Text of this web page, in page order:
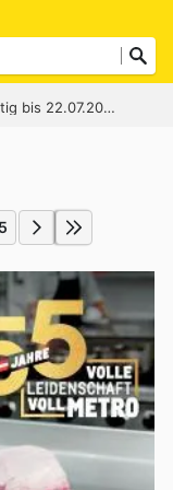
bis 22.07.2026